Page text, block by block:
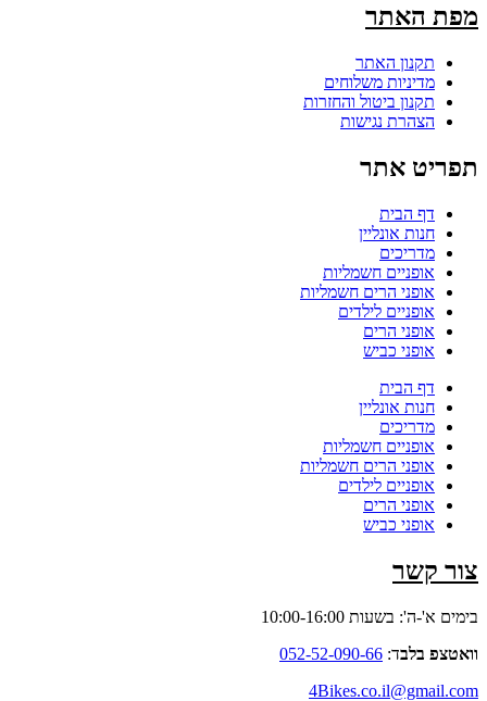
מפת האתר
תקנון האתר
מדיניות משלוחים
תקנון ביטול והחזרות
הצהרת נגישות
תפריט אתר
דף הבית
חנות אונליין
מדריכים
אופניים חשמליות
אופני הרים חשמליות
אופניים לילדים
אופני הרים
אופני כביש
דף הבית
חנות אונליין
מדריכים
אופניים חשמליות
אופני הרים חשמליות
אופניים לילדים
אופני הרים
אופני כביש
צור קשר
בימים א'-ה': בשעות 10:00-16:00
וואטצפ בלבד: 052-52-090-66
4Bikes.co.il@gmail.com